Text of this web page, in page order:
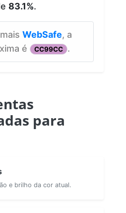
83.1%.
WebSafe, a
é
CC99CC .
para
e brilho da cor atual.